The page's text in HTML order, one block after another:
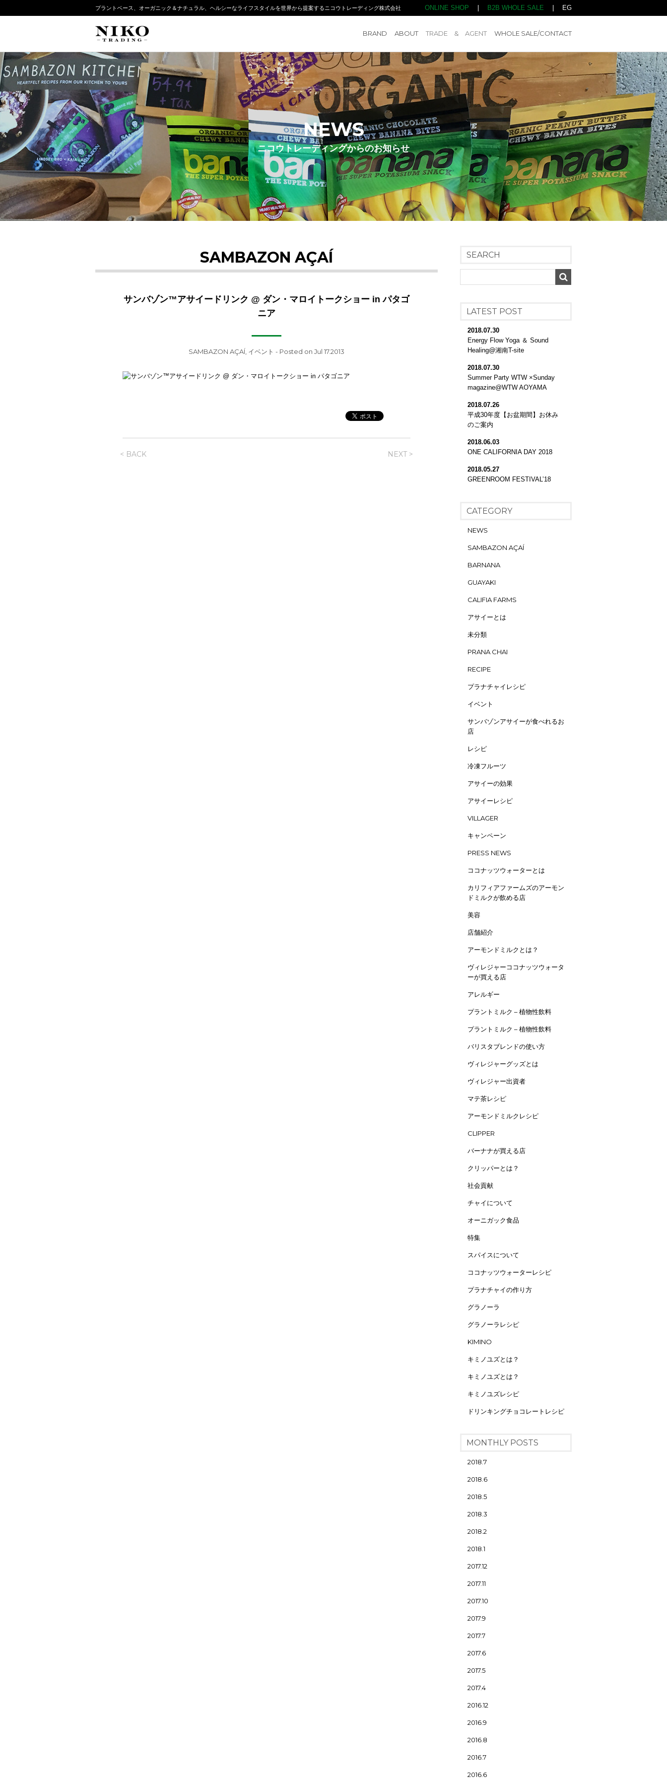
プラントベース、オーガニック＆ナチュラル、ヘルシーなライフスタイルを世界から提案するニコウトレーディング株式会社 ONLINE SHOP B2B WHOLE SALE EG
NIKO TRADING CO.,LTD. ニコウトレーディング
BRAND ABOUT TRADE & AGENT WHOLE SALE/CONTACT
NEWS
ニコウトレーディングからのお知らせ
SAMBAZON AÇAÍ
サンバゾン™アサイードリンク @ ダン・マロイトークショー in パタゴ
ニア
SAMBAZON AÇAÍ イベント - Posted on Jul 17.2013
< BACK NEXT >
SEARCH
LATEST POST
2018.07.30
Energy Flow Yoga ＆ Sound
Healing@湘南T-site
2018.07.30
Summer Party WTW ×Sunday
magazine@WTW AOYAMA
2018.07.26
平成30年度【お盆期間】お休み
のご案内
2018.06.03
ONE CALIFORNIA DAY 2018
2018.05.27
GREENROOM FESTIVAL’18
CATEGORY
NEWS
SAMBAZON AÇAÍ
BARNANA
GUAYAKI
CALIFIA FARMS
アサイーとは
未分類
PRANA CHAI
RECIPE
プラナチャイレシピ
イベント
サンバゾンアサイーが食べれるお
店
レシピ
冷凍フルーツ
アサイーの効果
アサイーレシピ
VILLAGER
キャンペーン
PRESS NEWS
ココナッツウォーターとは
カリフィアファームズのアーモン
ドミルクが飲める店
美容
店舗紹介
アーモンドミルクとは？
ヴィレジャーココナッツウォータ
ーが買える店
アレルギー
プラントミルク – 植物性飲料
プラントミルク – 植物性飲料
バリスタブレンドの使い方
ヴィレジャーグッズとは
ヴィレジャー出資者
マテ茶レシピ
アーモンドミルクレシピ
CLIPPER
バーナナが買える店
クリッパーとは？
社会貢献
チャイについて
オーニガック食品
特集
スパイスについて
ココナッツウォーターレシピ
プラナチャイの作り方
グラノーラ
グラノーラレシピ
KIMINO
キミノユズとは？
キミノユズとは？
キミノユズレシピ
ドリンキングチョコレートレシピ
MONTHLY POSTS
2018.7
2018.6
2018.5
2018.3
2018.2
2018.1
2017.12
2017.11
2017.10
2017.9
2017.7
2017.6
2017.5
2017.4
2016.12
2016.9
2016.8
2016.7
2016.6